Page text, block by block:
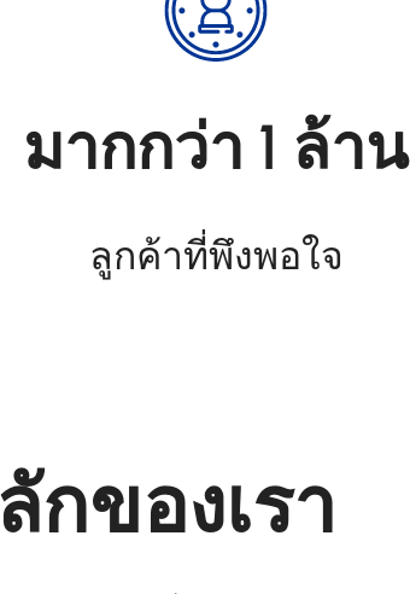
มากกว่า 1 ล้าน
ลูกค้าที่พึงพอใจ
ของเรา